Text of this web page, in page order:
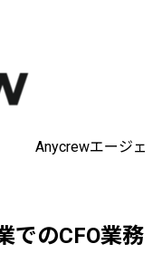
Anycrewエージェ
でのCFO業務